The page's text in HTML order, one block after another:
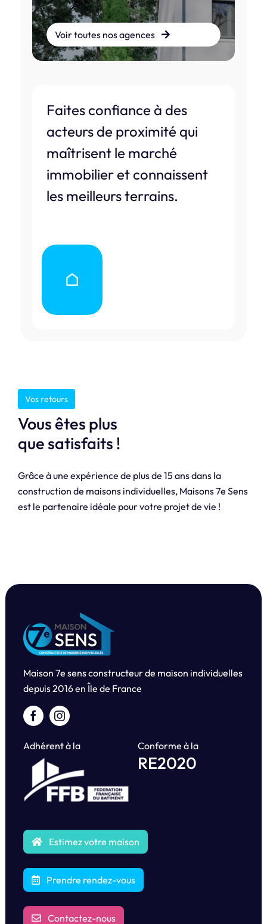
Voir toutes nos agences
Faites confiance à des
acteurs de proximité qui
maîtrisent le marché
immobilier et connaissent
les meilleurs terrains.
Vos retours
Vous êtes plus
que satisfaits !
Grâce à une expérience de plus de 15 ans dans la
construction de maisons individuelles, Maisons 7e Sens
est le partenaire idéale pour votre projet de vie !
Maison 7e sens constructeur de maison individuelles
depuis2016 en Île de France
Adhérent à la Conforme à la
RE2020
Estimez votre maison
Prendre rendez-vous
Contactez-nous